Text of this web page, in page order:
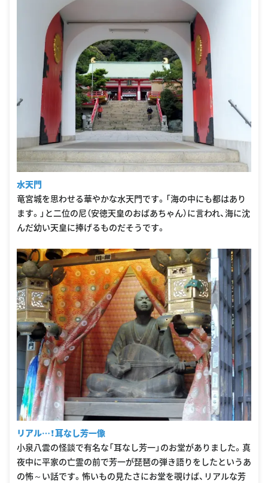
水天門
竜宮城を思わせる華やかな水天門です。「海の中にも都はあり
ます。」と二位の尼（安徳天皇のおばあちゃん）に言われ、海に沈
んだ幼い天皇に捧げるものだそうです。
リアル…！耳なし芳一像
小泉八雲の怪談で有名な「耳なし芳一」のお堂がありました。真
夜中に平家の亡霊の前で芳一が琵琶の弾き語りをしたというあ
の怖～い話です。怖いもの見たさにお堂を覗けば、リアルな芳